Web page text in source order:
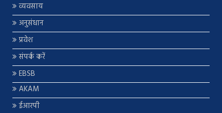
व्यवसाय
अनुसंधान
प्रवेश
संपर्क करें
EBSB
AKAM
ईआरपी